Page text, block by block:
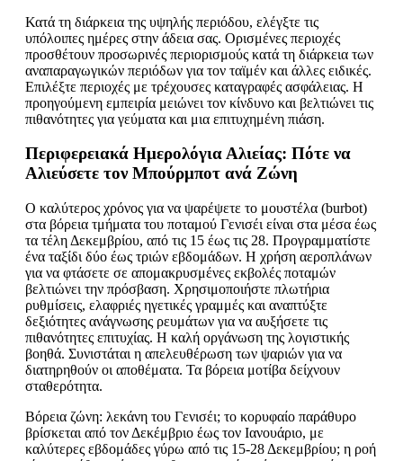
Κατά τη διάρκεια της υψηλής περιόδου, ελέγξτε τις
υπόλοιπες ημέρες στην άδεια σας. Ορισμένες περιοχές
προσθέτουν προσωρινές περιορισμούς κατά τη διάρκεια των
αναπαραγωγικών περιόδων για τον ταϊμέν και άλλες ειδικές.
Επιλέξτε περιοχές με τρέχουσες καταγραφές ασφάλειας. Η
προηγούμενη εμπειρία μειώνει τον κίνδυνο και βελτιώνει τις
πιθανότητες για γεύματα και μια επιτυχημένη πιάση.
Περιφερειακά Ημερολόγια Αλιείας: Πότε να
Αλιεύσετε τον Μπούρμποτ ανά Ζώνη
Ο καλύτερος χρόνος για να ψαρέψετε το μουστέλα (burbot)
στα βόρεια τμήματα του ποταμού Γενισέι είναι στα μέσα έως
τα τέλη Δεκεμβρίου, από τις 15 έως τις 28. Προγραμματίστε
ένα ταξίδι δύο έως τριών εβδομάδων. Η χρήση αεροπλάνων
για να φτάσετε σε απομακρυσμένες εκβολές ποταμών
βελτιώνει την πρόσβαση. Χρησιμοποιήστε πλωτήρια
ρυθμίσεις, ελαφριές ηγετικές γραμμές και αναπτύξτε
δεξιότητες ανάγνωσης ρευμάτων για να αυξήσετε τις
πιθανότητες επιτυχίας. Η καλή οργάνωση της λογιστικής
βοηθά. Συνιστάται η απελευθέρωση των ψαριών για να
διατηρηθούν οι αποθέματα. Τα βόρεια μοτίβα δείχνουν
σταθερότητα.
Βόρεια ζώνη: λεκάνη του Γενισέι; το κορυφαίο παράθυρο
βρίσκεται από τον Δεκέμβριο έως τον Ιανουάριο, με
καλύτερες εβδομάδες γύρω από τις 15-28 Δεκεμβρίου; η ροή